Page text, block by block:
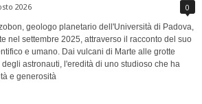
2026 0
geologo planetario dell'Università di Padova,
nel settembre 2025, attraverso il racconto del suo
e umano. Dai vulcani di Marte alle grotte
astronauti, l'eredità di uno studioso che ha
e generosità